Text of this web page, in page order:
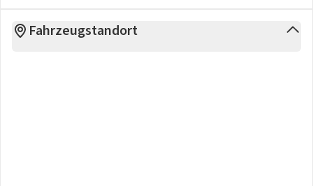
- Innenraumbeleuchtung vordere Sitzreihe
- Instrumentenanzeige als 7-Zoll-TFT-Farbdisplay
Fahrzeugstandort